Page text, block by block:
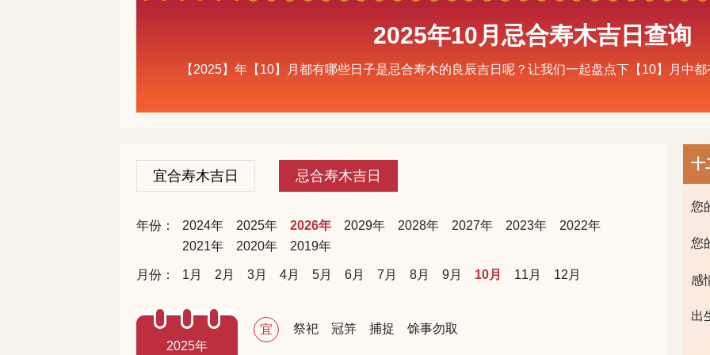
2025年10月忌合寿木吉日查询
【2025】年【10】月都有哪些日子是忌合寿木的良辰吉日呢？让我们一起盘点下【10】月中
宜合寿木吉日 忌合寿木吉日
年份： 2024年 2025年 2026年 2029年 2028年 2027年 2023年
2022年
2021年
2020年 2019年
月份： 1月 2月 3月 4月 5月 6月 7月 8月 9月 10月 11月 12月
2025年
宜 祭祀 冠笄 捕捉 馀事勿取
十
您
您
感
出